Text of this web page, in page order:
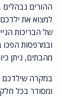
ההורים
למצוא את
של הבריכות
ובמרפסות הפכו
מהבתים, ניתן
במקרה שילדכם
ומסודר בכל